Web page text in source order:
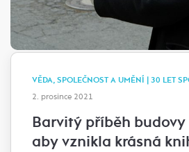
VĚDA, SPOLEČNOST A UMĚNÍ | 30 LET
2. prosince 2021
Barvitý příběh budovy
aby vznikla krásná